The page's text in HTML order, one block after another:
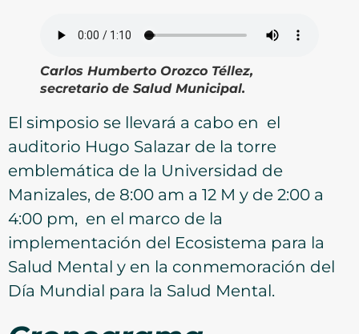
Carlos Humberto Orozco Téllez,
secretario de Salud Municipal.
El simposio se llevará a cabo en el
auditorio Hugo Salazar de la torre
emblemática de la Universidad de
Manizales, de 8:00 am a 12 M y de 2:00 a
4:00 pm, en el marco de la
implementación del Ecosistema para la
Salud Mental y en la conmemoración del
Día Mundial para la Salud Mental.